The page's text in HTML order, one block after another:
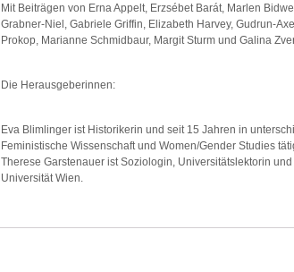
Mit Beiträgen von Erna Appelt, Erzsébet Barát, Marlen
Grabner-Niel, Gabriele Griffin, Elizabeth Harvey, Gudrun-
Prokop, Marianne Schmidbaur, Margit Sturm und Galina
Die Herausgeberinnen:
Eva Blimlinger ist Historikerin und seit 15 Jahren in
Feministische Wissenschaft und Women/Gender Studies
Therese Garstenauer ist Soziologin, Universitätslektorin
Universität Wien.